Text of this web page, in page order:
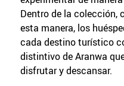
Dentro de la colección,
esta manera, los
cada destino turístico
distintivo de Aranwa
disfrutar y descansar.